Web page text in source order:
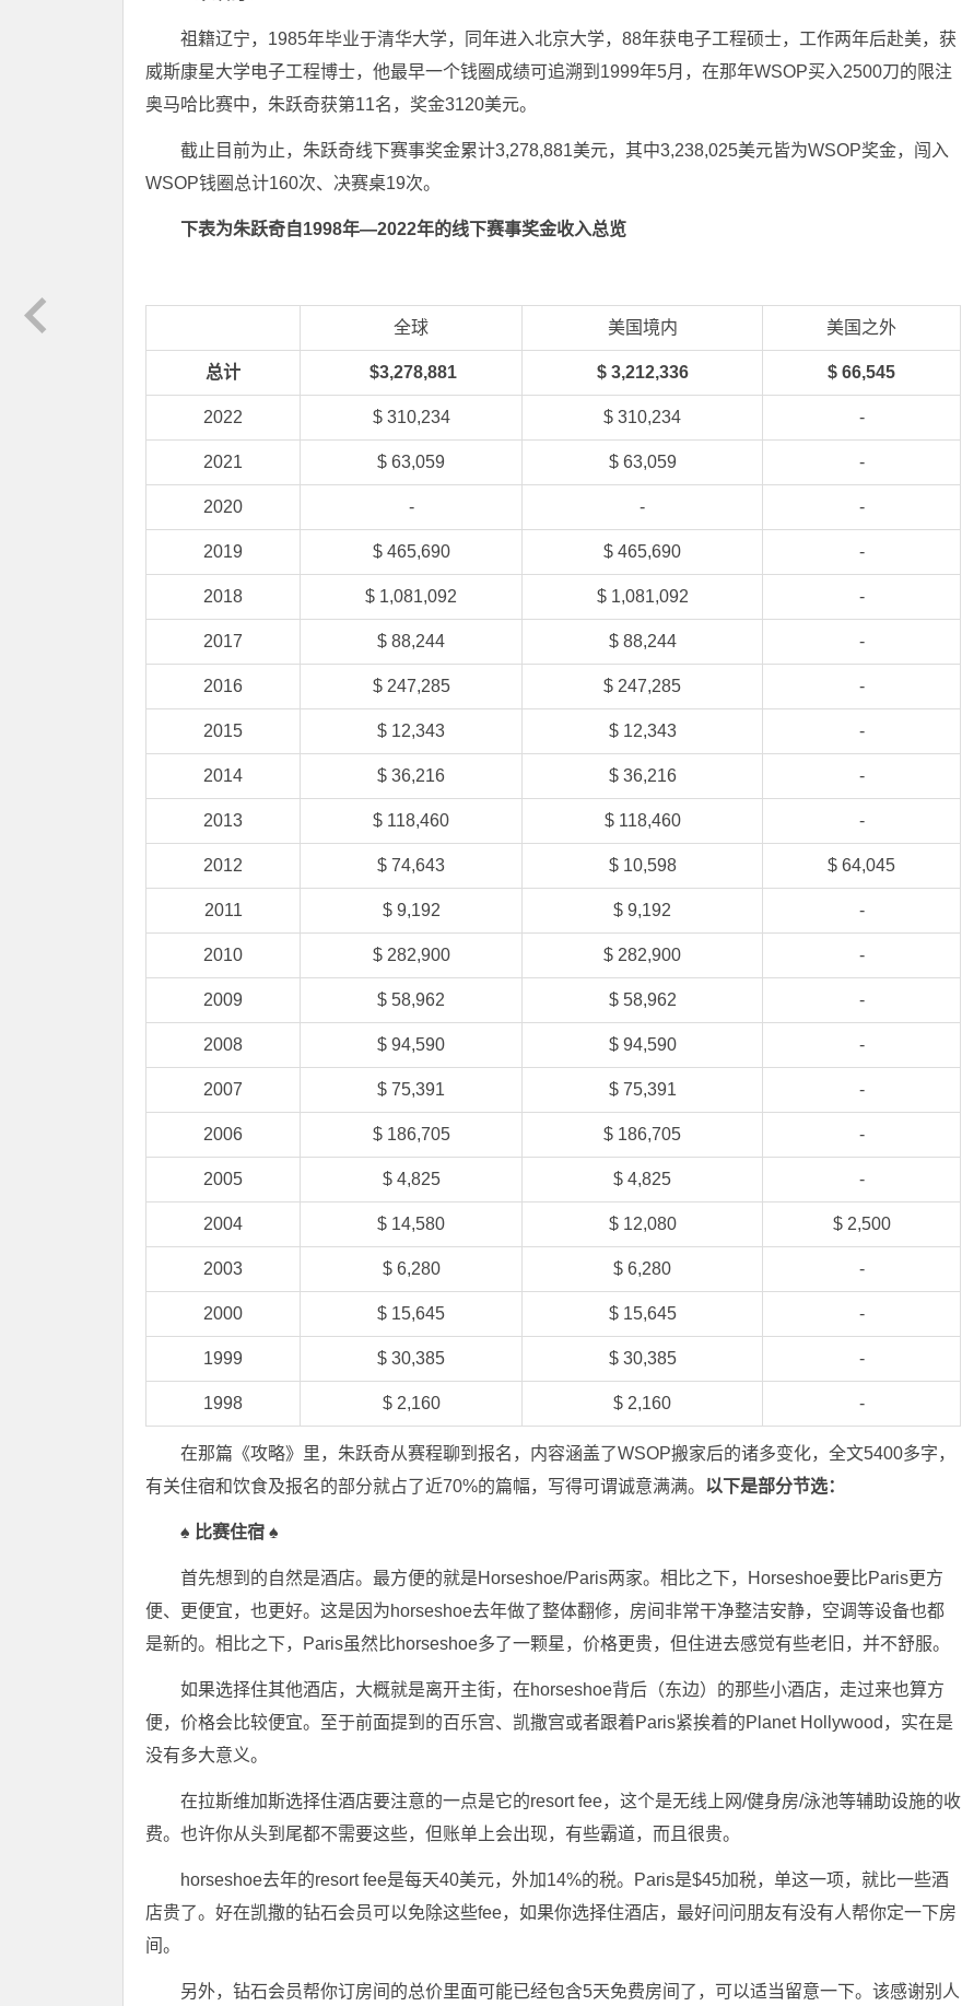
祖籍辽宁，1985年毕业于清华大学，同年进入北京大学，88年获电子工程硕士，工作两年后赴美，获
威斯康星大学电子工程博士，他最早一个钱圈成绩可追溯到1999年5月，在那年WSOP买入2500刀的限注
奥马哈比赛中，朱跃奇获第11名，奖金3120美元。
截止目前为止，朱跃奇线下赛事奖金累计3,278,881美元，其中3,238,025美元皆为WSOP奖金，闯入
WSOP钱圈总计160次、决赛桌19次。
下表为朱跃奇自1998年—2022年的线下赛事奖金收入总览
全球 美国境内 美国之外
总计 $3,278,881 $ 3,212,336 $ 66,545
2022 $ 310,234 $ 310,234 -
2021 $ 63,059 $ 63,059 -
2020 - - -
2019 $ 465,690 $ 465,690 -
2018 $ 1,081,092 $ 1,081,092 -
2017 $ 88,244 $ 88,244 -
2016 $ 247,285 $ 247,285 -
2015 $ 12,343 $ 12,343 -
2014 $ 36,216 $ 36,216 -
2013 $ 118,460 $ 118,460 -
2012 $ 74,643 $ 10,598 $ 64,045
2011 $ 9,192 $ 9,192 -
2010 $ 282,900 $ 282,900 -
2009 $ 58,962 $ 58,962 -
2008 $ 94,590 $ 94,590 -
2007 $ 75,391 $ 75,391 -
2006 $ 186,705 $ 186,705 -
2005 $ 4,825 $ 4,825 -
2004 $ 14,580 $ 12,080 $ 2,500
2003 $ 6,280 $ 6,280 -
2000 $ 15,645 $ 15,645 -
1999 $ 30,385 $ 30,385 -
1998 $ 2,160 $ 2,160 -
在那篇《攻略》里，朱跃奇从赛程聊到报名，内容涵盖了WSOP搬家后的诸多变化，全文5400多字，
有关住宿和饮食及报名的部分就占了近70%的篇幅，写得可谓诚意满满。 以下是部分节选：
♠ 比赛住宿 ♠
首先想到的自然是酒店。最方便的就是Horseshoe/Paris两家。相比之下，Horseshoe要比Paris更方
便、更便宜，也更好。这是因为horseshoe去年做了整体翻修，房间非常干净整洁安静，空调等设备也都
是新的。相比之下，Paris虽然比horseshoe多了一颗星，价格更贵，但住进去感觉有些老旧，并不舒服。
如果选择住其他酒店，大概就是离开主街，在horseshoe背后（东边）的那些小酒店，走过来也算方
便，价格会比较便宜。至于前面提到的百乐宫、凯撒宫或者跟着Paris紧挨着的Planet Hollywood，实在是
没有多大意义。
在拉斯维加斯选择住酒店要注意的一点是它的resort fee，这个是无线上网/健身房/泳池等辅助设施的收
费。也许你从头到尾都不需要这些，但账单上会出现，有些霸道，而且很贵。
horseshoe去年的resort fee是每天40美元，外加14%的税。Paris是$45加税，单这一项，就比一些酒
店贵了。好在凯撒的钻石会员可以免除这些fee，如果你选择住酒店，最好问问朋友有没有人帮你定一下房
间。
另外，钻石会员帮你订房间的总价里面可能已经包含5天免费房间了，可以适当留意一下。该感谢别人